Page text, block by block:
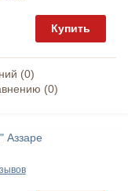
Купить
(0)
(0)
Аззаре